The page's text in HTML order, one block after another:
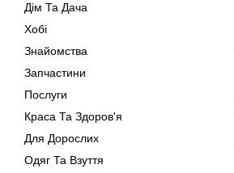
Дім Та Дача
Хобі
Знайомства
Запчастини
Послуги
Краса Та Здоров'я
Для Дорослих
Одяг Та Взуття